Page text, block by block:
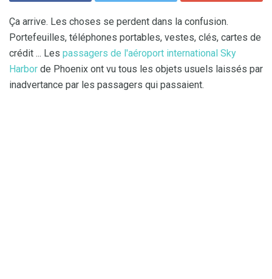
Ça arrive. Les choses se perdent dans la confusion.
Portefeuilles, téléphones portables, vestes, clés, cartes de
crédit ... Les passagers de l'aéroport international Sky
Harbor de Phoenix ont vu tous les objets usuels laissés par
inadvertance par les passagers qui passaient.